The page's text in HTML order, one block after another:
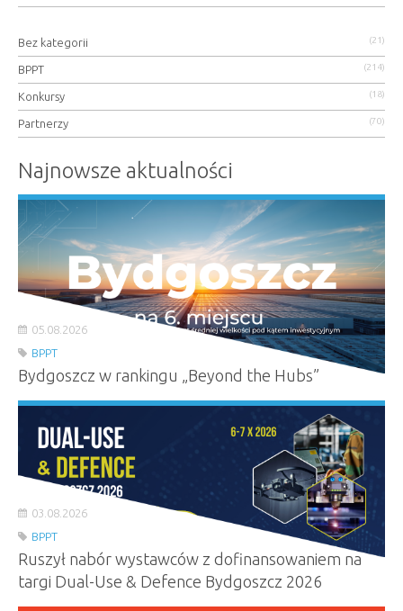
Bez kategorii (21)
BPPT (214)
Konkursy (18)
Partnerzy (70)
Najnowsze aktualności
05.08.2026
BPPT
Bydgoszcz w rankingu „Beyond the Hubs”
03.08.2026
BPPT
Ruszył nabór wystawców z dofinansowaniem na
targi Dual-Use & Defence Bydgoszcz 2026